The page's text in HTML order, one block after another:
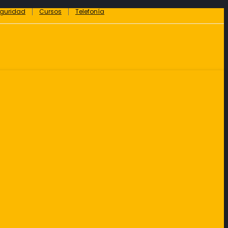
Cursos Telefonía